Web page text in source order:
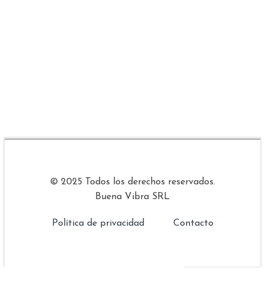
© 2025 Todos los derechos reservados.
Buena Vibra SRL
Política de privacidad Contacto